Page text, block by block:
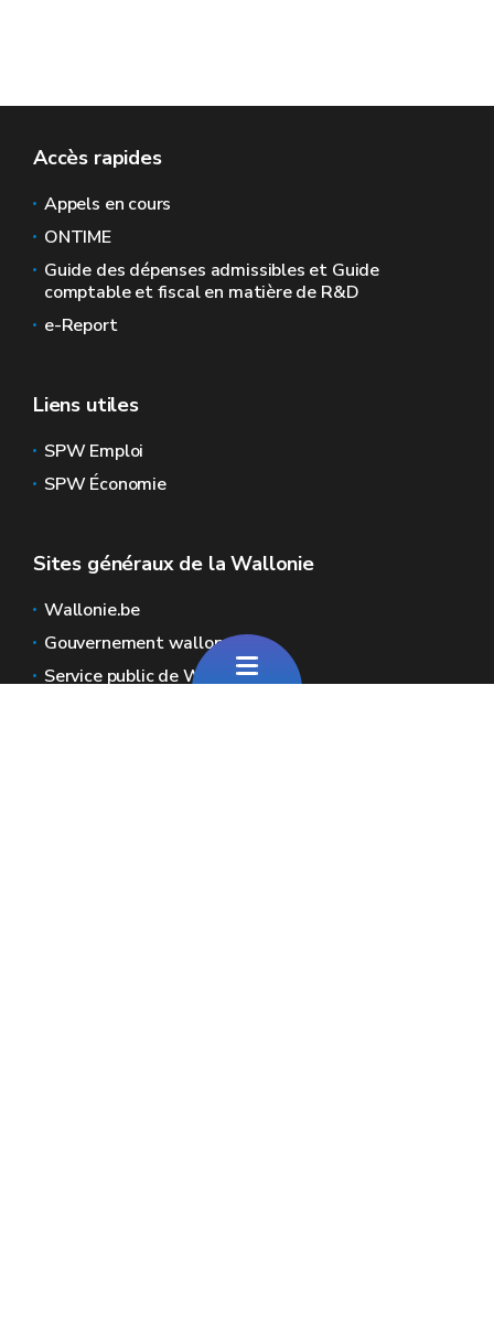
Accès rapides
Appels en cours
ONTIME
Guide des dépenses admissibles et Guide
comptable et fiscal en matière de R&D
e-Report
Liens utiles
SPW Emploi
SPW Économie
Sites généraux de la Wallonie
Wallonie.be
Gouvernement wallon
Service public de Wallonie